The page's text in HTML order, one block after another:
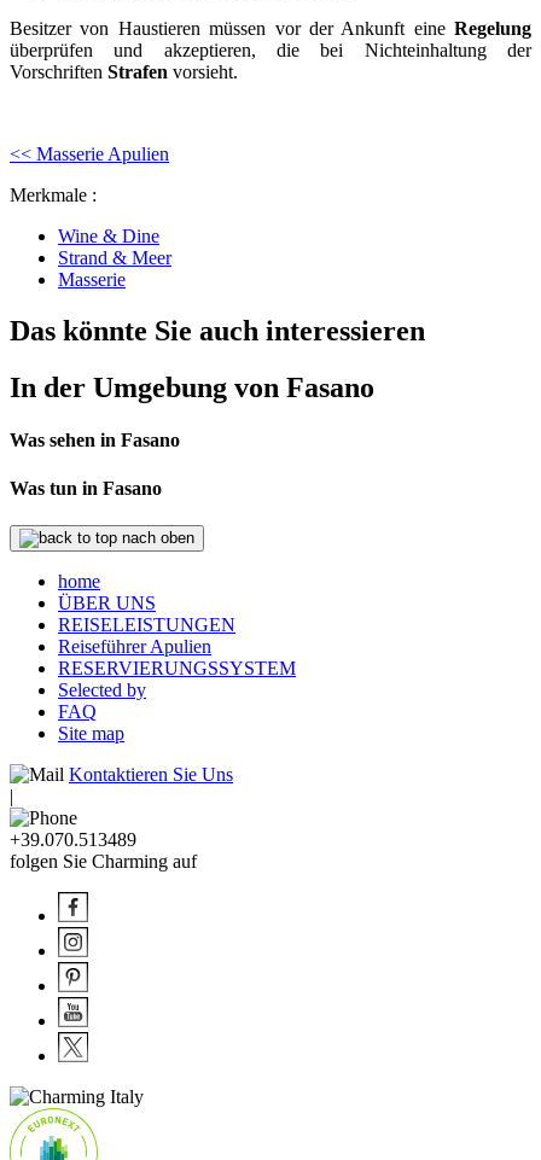
Besitzer von Haustieren müssen vor der Ankunft eine Regelung
überprüfen und akzeptieren, die bei Nichteinhaltung der
Vorschriften Strafen vorsieht.
<< Masserie Apulien
Merkmale :
Wine & Dine
Strand & Meer
Masserie
Das könnte Sie auch interessieren
In der Umgebung von Fasano
Was sehen in Fasano
Was tun in Fasano
nach oben
home
ÜBER UNS
REISELEISTUNGEN
Reiseführer Apulien
RESERVIERUNGSSYSTEM
Selected by
FAQ
Site map
Kontaktieren Sie Uns
|
+39.070.513489
folgen Sie Charming auf